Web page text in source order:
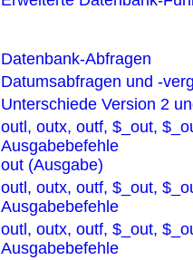
Datenbank-Abfragen
Datumsabfragen und -
Unterschiede Version 2
outl, outx, outf, $_out,
Ausgabebefehle
out (Ausgabe)
outl, outx, outf, $_out,
Ausgabebefehle
outl, outx, outf, $_out,
Ausgabebefehle